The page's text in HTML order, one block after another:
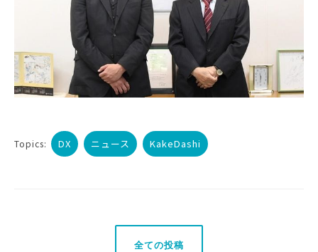
Topics: DX ニュース KakeDashi
全ての投稿